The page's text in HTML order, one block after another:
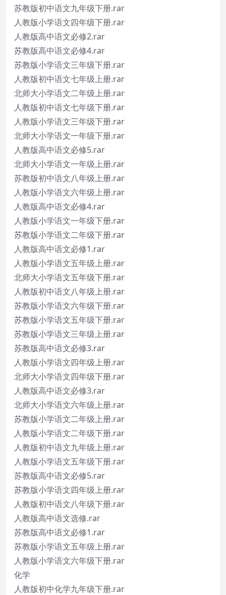
苏教版初中语文九年级下册.rar
人教版小学语文四年级下册.rar
人教版高中语文必修2.rar
苏教版高中语文必修4.rar
苏教版小学语文三年级下册.rar
人教版初中语文七年级上册.rar
北师大小学语文二年级上册.rar
人教版初中语文七年级下册.rar
人教版小学语文三年级下册.rar
北师大小学语文一年级下册.rar
人教版高中语文必修5.rar
北师大小学语文一年级上册.rar
苏教版初中语文八年级上册.rar
人教版小学语文六年级上册.rar
人教版高中语文必修4.rar
人教版小学语文一年级下册.rar
苏教版小学语文二年级下册.rar
人教版高中语文必修1.rar
人教版小学语文五年级上册.rar
北师大小学语文五年级下册.rar
人教版初中语文八年级上册.rar
苏教版小学语文六年级下册.rar
苏教版小学语文五年级下册.rar
苏教版小学语文三年级上册.rar
苏教版高中语文必修3.rar
人教版小学语文四年级上册.rar
北师大小学语文四年级下册.rar
人教版高中语文必修3.rar
北师大小学语文六年级上册.rar
苏教版小学语文二年级上册.rar
人教版小学语文二年级下册.rar
人教版初中语文九年级上册.rar
人教版小学语文五年级下册.rar
苏教版高中语文必修5.rar
苏教版小学语文四年级上册.rar
人教版初中语文八年级下册.rar
人教版高中语文选修.rar
苏教版高中语文必修1.rar
苏教版小学语文五年级上册.rar
人教版小学语文六年级下册.rar
化学
人教版初中化学九年级下册.rar